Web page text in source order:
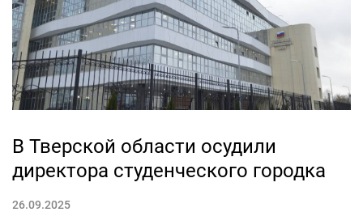
В Тверской области осудили
директора студенческого городка
26.09.2025